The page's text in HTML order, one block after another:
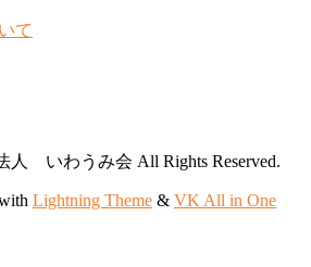
て
人 いわうみ会 All Rights Reserved.
Lightning Theme & VK All in One